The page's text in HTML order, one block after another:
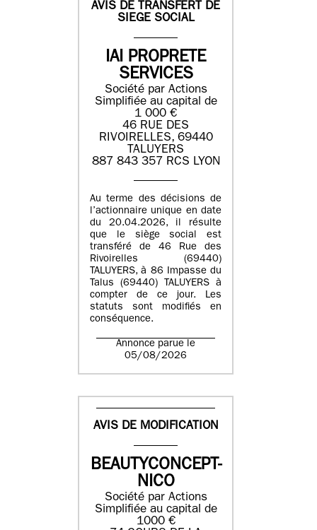
AVIS DE TRANSFERT DE
SIEGE SOCIAL
IAI PROPRETE
SERVICES
Société par Actions
Simplifiée au capital de
1 000 €
46 RUE DES
RIVOIRELLES, 69440
TALUYERS
887 843 357 RCS LYON
Au terme des décisions de
l’actionnaire unique en date
du 20.04.2026, il résulte
que le siège social est
transféré de 46 Rue des
Rivoirelles (69440)
TALUYERS, à 86 Impasse du
Talus (69440) TALUYERS à
compter de ce jour. Les
statuts sont modifiés en
conséquence.
Annonce parue le
05/08/2026
AVIS DE MODIFICATION
BEAUTYCONCEPT-
NICO
Société par Actions
Simplifiée au capital de
1000 €